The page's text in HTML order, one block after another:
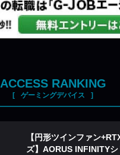
ACCESS RANKING
ゲーミングデバイス
【円形ツインファン
ズ】AORUS INFINITY